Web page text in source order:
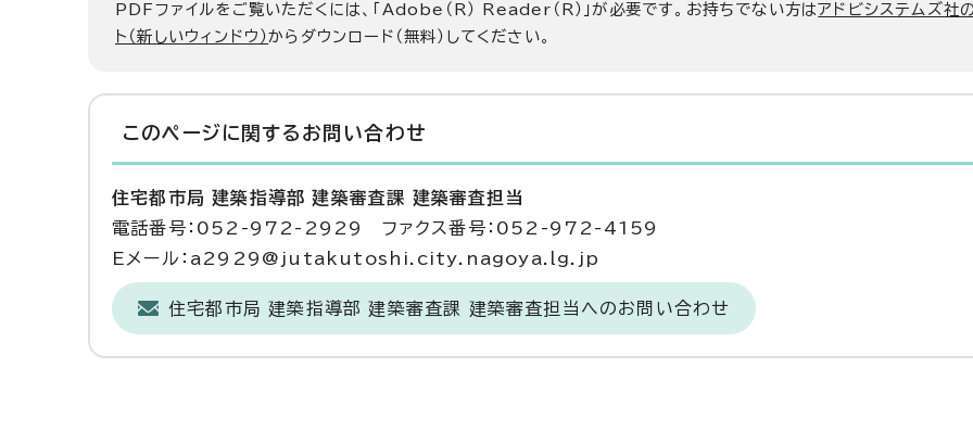
PDFファイルをご覧いただくには、「Adobe（R） Reader（R）」が必要です。お持ちでない方はアドビシステムズ社
ト（新しいウィンドウ）からダウンロード（無料）してください。
このページに関する お問い合わせ
住宅都市局 建築指導部 建築審査課 建築審査担当
電話番号：052-972-2929 ファクス番号：052-972-4159
Eメール：a2929@jutakutoshi.city.nagoya.lg.jp
住宅都市局 建築指導部 建築審査課 建築審査担当へのお問い合わせ